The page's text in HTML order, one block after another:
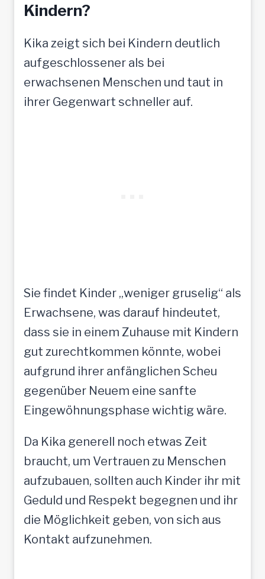
Kindern?
Kika zeigt sich bei Kindern deutlich
aufgeschlossener als bei
erwachsenen Menschen und taut in
ihrer Gegenwart schneller auf.
Sie findet Kinder „weniger gruselig“ als
Erwachsene, was darauf hindeutet,
dass sie in einem Zuhause mit Kindern
gut zurechtkommen könnte, wobei
aufgrund ihrer anfänglichen Scheu
gegenüber Neuem eine sanfte
Eingewöhnungsphase wichtig wäre.
Da Kika generell noch etwas Zeit
braucht, um Vertrauen zu Menschen
aufzubauen, sollten auch Kinder ihr mit
Geduld und Respekt begegnen und ihr
die Möglichkeit geben, von sich aus
Kontakt aufzunehmen.